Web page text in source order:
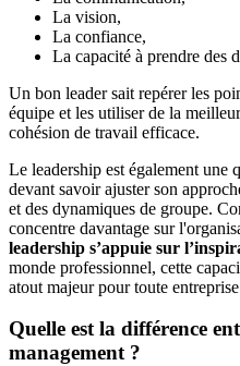
La vision,
La confiance,
La capacité à prendre des
Un bon leader sait repérer les
équipe et les utiliser de la
cohésion de travail efficace.
Le leadership est également une
devant savoir ajuster son
et des dynamiques de groupe.
concentre davantage sur
leadership s’appuie sur
monde professionnel, cette
atout majeur pour toute
Quelle est la différence
management ?